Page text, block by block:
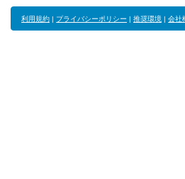
利用規約 | プライバシーポリシー | 推奨環境 | 会社